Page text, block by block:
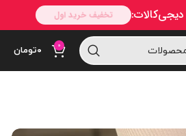
0 ۰تومان